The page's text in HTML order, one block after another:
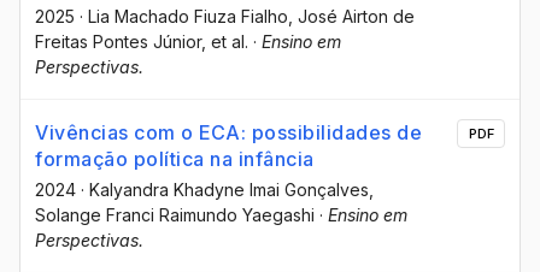
2025 · Lia Machado Fiuza Fialho , José Airton de
Freitas Pontes Júnior, et al. · Ensino em
Perspectivas.
Vivências com o ECA: possibilidades de
formação política na infância
2024 · Kalyandra Khadyne Imai Gonçalves
Solange Franci Raimundo Yaegashi · Ensino em
Perspectivas.
PDF